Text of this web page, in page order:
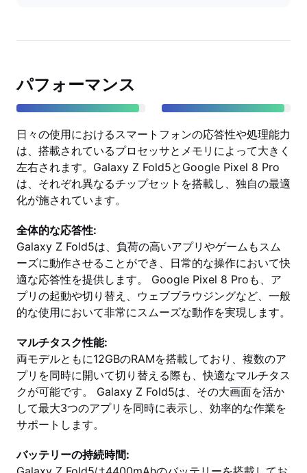
パフォーマンス
日々の使用におけるスマートフォンの応答性や処理能力
は、搭載されているプロセッサとメモリによって大きく
左右されます。Galaxy Z Fold5とGoogle Pixel 8 Pro
は、それぞれ異なるチップセットを搭載し、独自の最適
化が施されています。
全体的な応答性:
Galaxy Z Fold5は、負荷の高いアプリやゲームもスム
ーズに動作させることができ、日常的な操作において快
適な応答性を提供します。 Google Pixel 8 Proも、ア
プリの起動や切り替え、ウェブブラウジングなど、一般
的な使用において非常にスムーズな動作を実現します。
マルチタスク性能:
両モデルともに12GBのRAMを搭載しており、複数のア
プリを同時に開いて切り替える際も、快適なマルチタス
クが可能です。 Galaxy Z Fold5は、その大画面を活か
して最大3つのアプリを同時に表示し、効率的な作業を
サポートします。
バッテリーの持続時間: